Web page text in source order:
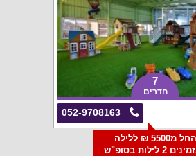
7
חדרים
052-9708163
החל מ5500 ₪ ללילה
למזמינים 2 לילות בסופ"ש